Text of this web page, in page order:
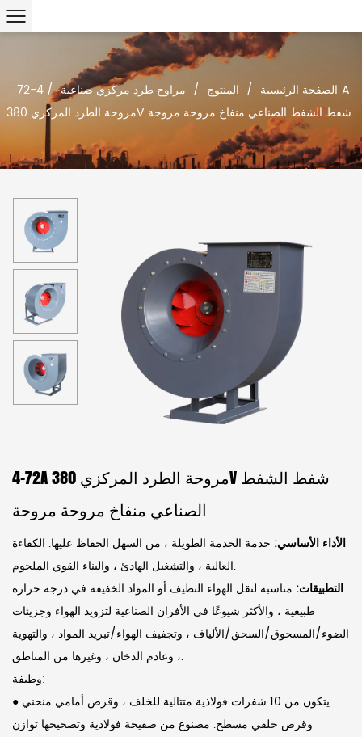
الصفحة الرئيسية / المنتوج / مراوح طرد مركزي صناعية /
4-72A
مروحة الطرد المركزي 380V شفط الشفط الصناعي منفاخ مروحة مروحة
4-72A مروحة الطرد المركزي 380V شفط الشفط
الصناعي منفاخ مروحة مروحة
الأداء الأساسي: خدمة الخدمة الطويلة ، من السهل الحفاظ عليها. الكفاءة
العالية ، والتشغيل الهادئ ، والبناء القوي الملحوم.
التطبيقات: مناسبة لنقل الهواء النظيف أو المواد الخفيفة في درجة حرارة
طبيعية ، والأكثر شيوعًا في الأفران الصناعية لتزويد الهواء وجزيئات
الضوء/المسحوق/السحق/الألياف ، وتجفيف الهواء/تبريد المواد ، والتهوية
، وعادم الدخان ، وغيرها من المناطق.
وظيفة:
● يتكون من 10 شفرات فولاذية متتالية للخلف ، وقرص أمامي منحني
وقرص خلفي مسطح. مصنوع من صفيحة فولاذية وتصحيحها توازن